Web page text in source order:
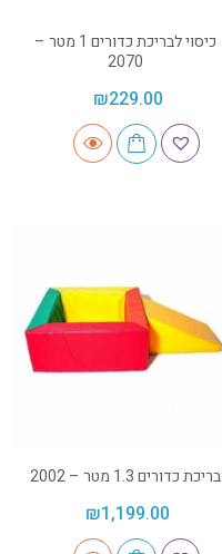
כיסוי לבריכת כדורים 1 מטר –
2070
₪229.00
בריכת כדורים 1.3 מטר – 2002
₪1,199.00